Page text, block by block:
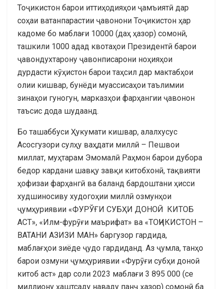
Тоҷикистон барои иттиҳодияҳои ҷамъиятӣ дар
соҳаи ватанпарастии ҷавонони Тоҷикистон ҳар
кадоме бо маблағи 10000 (даҳ ҳазор) сомонӣ,
ташкили 1000 адад квотаҳои Президентӣ барои
ҷавондухтарону ҷавонписарони ноҳияҳои
дурдасти кӯҳистон барои таҳсил дар мактабҳои
олии кишвар, бунёди муассисаҳои таълимии
зинаҳои гуногун, марказҳои фарҳангии ҷавонон
таъсис дода шудаанд.
Бо ташаббуси Ҳукумати кишвар, алалхусус
Асосгузори сулҳу ваҳдати миллӣ – Пешвои
миллат, муҳтарам Эмомалӣ Раҳмон барои дубора
бедор кардани шавқу завқи китобхонӣ, тақвияти
ҳофизаи фарҳангӣ ва баланд бардоштани ҳисси
худшиносиву худогоҳии миллӣ озмунҳои
ҷумҳуриявии «ФУРЎҒИ СУБҲИ ДОНОӢ КИТОБ
АСТ», «Илм-фурӯғи маърифат» ва «ТОҶИКИСТОН –
ВАТАНИ АЗИЗИ МАН» баргузор гардида,
маблағҳои зиёде ҷудо гардиданд. Аз ҷумла, танҳо
барои озмуни ҷумҳуриявии «Фурӯғи субҳи доноӣ
китоб аст» дар соли 2023 маблағи 3 895 000 (се
миллиону ҳаштсаду наваду панҷ ҳазор) сомонӣ ба